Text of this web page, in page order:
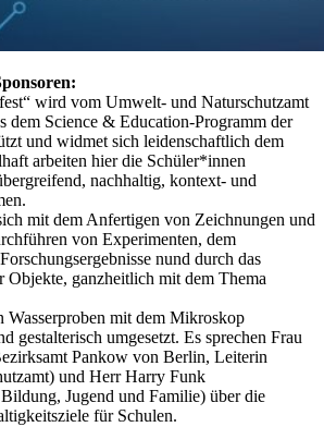
wird vom Umwelt- und Naturschutzamt
dem Science & Education-Programm der
und widmet sich leidenschaftlich dem
arbeiten hier die Schüler*innen
nachhaltig, kontext- und
mit dem Anfertigen von Zeichnungen und
von Experimenten, dem
nund durch das
Objekte, ganzheitlich mit dem Thema
Wasserproben mit dem Mikroskop
gestalterisch umgesetzt. Es sprechen Frau
Pankow von Berlin, Leiterin
und Herr Harry Funk
Jugend und Familie) über die
für Schulen.